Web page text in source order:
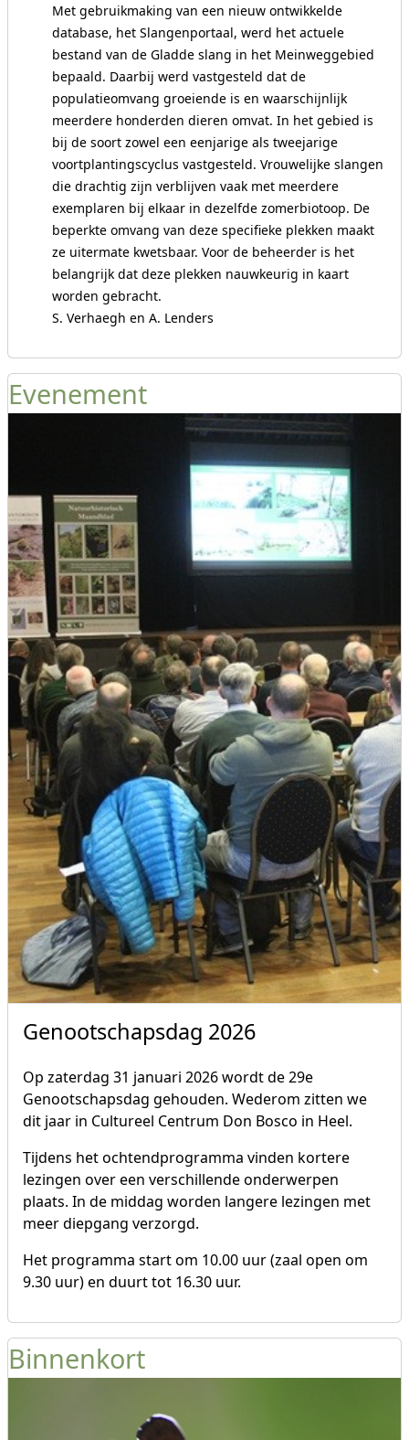
Met gebruikmaking van een nieuw ontwikkelde
database, het Slangenportaal, werd het actuele
bestand van de Gladde slang in het Meinweggebied
bepaald. Daarbij werd vastgesteld dat de
populatieomvang groeiende is en waarschijnlijk
meerdere honderden dieren omvat. In het gebied is
bij de soort zowel een eenjarige als tweejarige
voortplantingscyclus vastgesteld. Vrouwelijke slangen
die drachtig zijn verblijven vaak met meerdere
exemplaren bij elkaar in dezelfde zomerbiotoop. De
beperkte omvang van deze specifieke plekken maakt
ze uitermate kwetsbaar. Voor de beheerder is het
belangrijk dat deze plekken nauwkeurig in kaart
worden gebracht.
S. Verhaegh en A. Lenders
Evenement
Genootschapsdag 2026
Op zaterdag 31 januari 2026 wordt de 29e
Genootschapsdag gehouden. Wederom zitten we
dit jaar in Cultureel Centrum Don Bosco in Heel.
Tijdens het ochtendprogramma vinden kortere
lezingen over een verschillende onderwerpen
plaats. In de middag worden langere lezingen met
meer diepgang verzorgd.
Het programma start om 10.00 uur (zaal open om
9.30 uur) en duurt tot 16.30 uur.
Binnenkort